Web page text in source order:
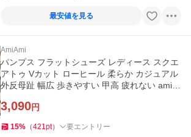
最安値を見る
AmiAmi
パンプス フラットシューズ レディース スクエ
アトゥ Vカット ローヒール 柔らか カジュアル
外反母趾 幅広 歩きやすい 甲高 疲れない amia
3,090円
15% （421pt） 要エントリー